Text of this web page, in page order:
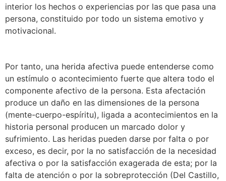
interior los hechos o experiencias por las que pasa una
persona, constituido por todo un sistema emotivo y
motivacional.
Por tanto, una herida afectiva puede entenderse como
un estímulo o acontecimiento fuerte que altera todo el
componente afectivo de la persona. Esta afectación
produce un daño en las dimensiones de la persona
(mente-cuerpo-espíritu), ligada a acontecimientos en la
historia personal producen un marcado dolor y
sufrimiento. Las heridas pueden darse por falta o por
exceso, es decir, por la no satisfacción de la necesidad
afectiva o por la satisfacción exagerada de esta; por la
falta de atención o por la sobreprotección (Del Castillo,